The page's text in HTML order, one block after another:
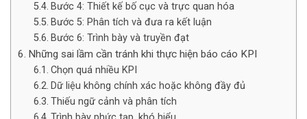
Bước 4: Thiết kế bố cục và trực quan hóa
Bước 5: Phân tích và đưa ra kết luận
Bước 6: Trình bày và truyền đạt
Những sai lầm cần tránh khi thực hiện báo cáo KPI
Chọn quá nhiều KPI
Dữ liệu không chính xác hoặc không đầy đủ
Thiếu ngữ cảnh và phân tích